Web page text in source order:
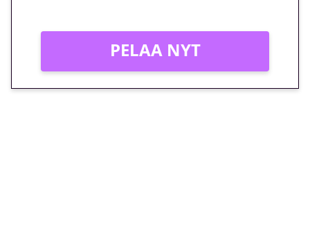
PELAA NYT